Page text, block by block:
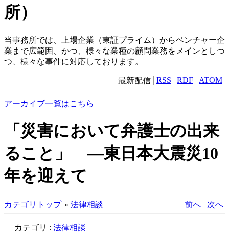
所）
当事務所では、上場企業（東証プライム）からベンチャー企
業まで広範囲、かつ、様々な業種の顧問業務をメインとしつ
つ、様々な事件に対応しております。
最新配信 RSS RDF ATOM
アーカイブ一覧はこちら
「災害において弁護士の出来
ること」 ―東日本大震災10
年を迎えて
カテゴリトップ » 法律相談 前へ 次へ
カテゴリ : 法律相談